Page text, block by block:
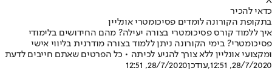
כדאי להכיר
בתקופת הקורונה לומדים פסיכומטרי אונליין
איך ללמוד קורס פסיכומטרי בצורה יעילה? מהם החידושים בלימודי
פסיכומטרי? בימי הקורונה ניתן ללמוד בצורה מודרנית בליווי אישי
ומקצועי אונליין ללא צורך להגיע לכיתה • כל הפרטים שאתם חייבים לדעת
28/7/2020, 12:51
,עודכן28/7/2020, 12:51